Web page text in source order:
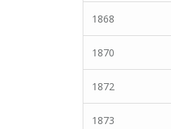
1868
1870
1872
1873